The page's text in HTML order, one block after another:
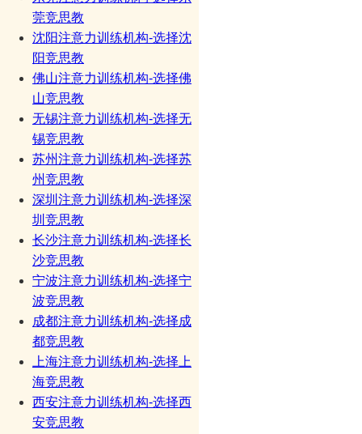
莞竞思教
沈阳注意力训练机构-选择沈
阳竞思教
佛山注意力训练机构-选择佛
山竞思教
无锡注意力训练机构-选择无
锡竞思教
苏州注意力训练机构-选择苏
州竞思教
深圳注意力训练机构-选择深
圳竞思教
长沙注意力训练机构-选择长
沙竞思教
宁波注意力训练机构-选择宁
波竞思教
成都注意力训练机构-选择成
都竞思教
上海注意力训练机构-选择上
海竞思教
西安注意力训练机构-选择西
安竞思教